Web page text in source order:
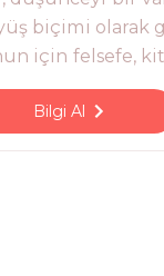
biçimi olarak
için felsefe,
değil,
bir sorudur.
Bilgi Al